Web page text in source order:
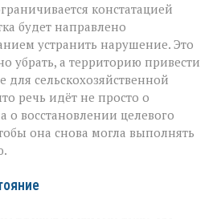
констатацией
будет направлено
устранить нарушение. Это
убрать, а территорию привести
для сельскохозяйственной
речь идёт не просто о
о восстановлении целевого
она снова могла выполнять